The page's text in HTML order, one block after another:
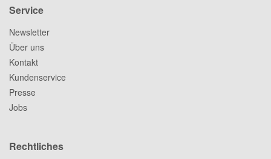
Service
Newsletter
Über uns
Kontakt
Kundenservice
Presse
Jobs
Rechtliches